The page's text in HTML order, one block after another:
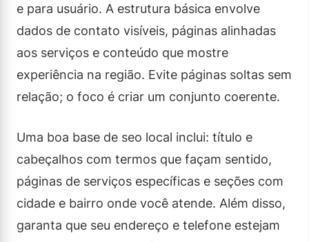
e para usuário. A estrutura básica envolve
dados de contato visíveis, páginas alinhadas
aos serviços e conteúdo que mostre
experiência na região. Evite páginas soltas sem
relação; o foco é criar um conjunto coerente.
Uma boa base de seo local inclui: título e
cabeçalhos com termos que façam sentido,
páginas de serviços específicas e seções com
cidade e bairro onde você atende. Além disso,
garanta que seu endereço e telefone estejam